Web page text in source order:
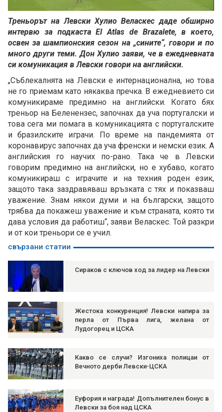
Треньорът на Левски Хулио Веласкес даде обширно
интервю за подкаста El Atlas de Brazalete, в което,
освен за шампионския сезон на „сините“, говори и по
много други теми. Дон Хулио заяви, че в ежедневната
си комуникация в Левски говори на английски.
„Съблекалнята на Левски е интернационална, но това
не го приемам като някаква пречка. В ежедневието си
комуникираме предимно на английски. Когато бях
треньор на Беленензес, започнах да уча португалски и
това сега ми помага в комуникацията с португалските
и бразилските играчи. По време на пандемията от
коронавирус започнах да уча френски и немски език. А
английския го научих по-рано. Така че в Левски
говорим предимно на английски, но е хубаво, когато
комуникираш с играчите и на техния роден език,
защото така заздравяваш връзката с тях и показваш
уважение. Знам някои думи и на български, защото
трябва да покажеш уважение и към страната, която ти
дава условия да работиш“, заяви Веласкес. Той разкри
и от кои треньори се е учил.
свързани статии
Сираков с ключов ход за лидер на Левски
Жестока конкуренция! Левски напира за
перла от Първа лига, желана от
Лудогорец и ЦСКА
Какво се случи? Изгониха полицаи от
Вечното дерби Левски-ЦСКА
Еуфория и награда! Допълнителен бонус в
Левски за боя над ЦСКА